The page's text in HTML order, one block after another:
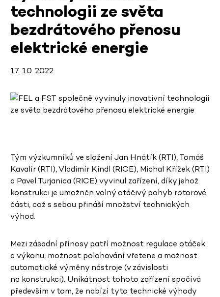
technologii ze světa
bezdrátového přenosu
elektrické energie
17. 10. 2022
Tým výzkumníků ve složeníJan Hnátík (RTI), Tomáš
Kavalír (RTI),Vladimír Kindl (RICE), Michal Křížek (RTI)
a Pavel Turjanica (RICE) vyvinul zařízení, díky jehož
konstrukci je umožněn volný otáčivý pohyb rotorové
části, což s sebou přináší množství technických
výhod.
Mezi zásadní přínosy patří možnost regulace otáček
a výkonu, možnost polohování vřetene a možnost
automatické výměny nástroje (v závislosti
na konstrukci). Unikátnost tohoto zařízení spočívá
především v tom, že nabízí tyto technické výhody